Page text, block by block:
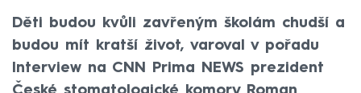
Děti budou kvůli zavřeným školám chudší a
budou mít kratší život, varoval v pořadu
Interview na CNN Prima NEWS prezident